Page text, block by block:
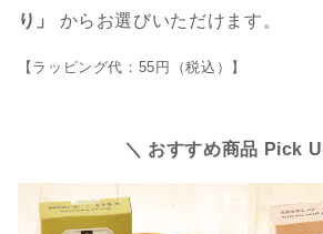
り」
からお選びいただけます。
【ラッピング代：55円（税込）】
＼ おすすめ商品 Pick